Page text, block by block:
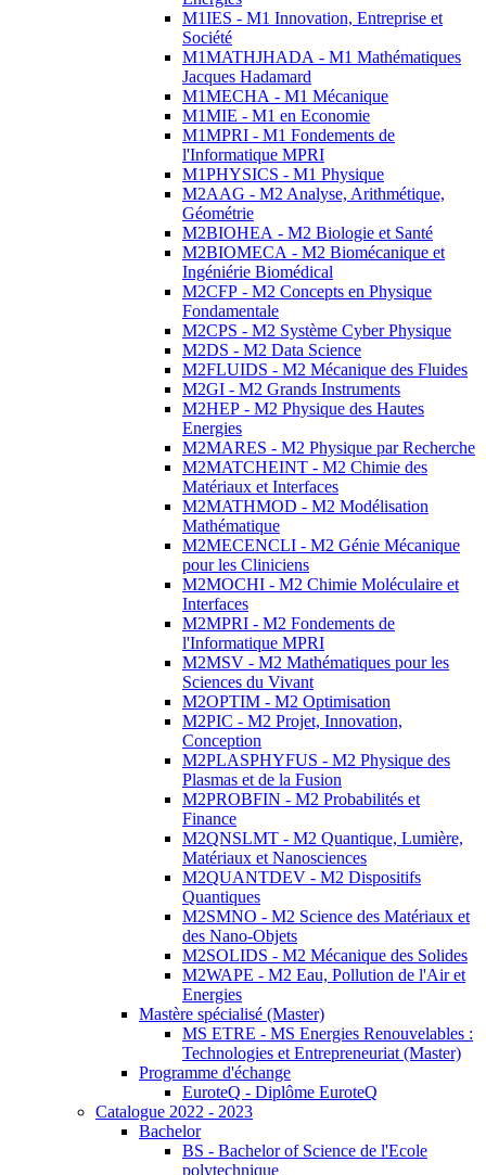
M1IES - M1 Innovation, Entreprise et
Société
M1MATHJHADA - M1 Mathématiques
Jacques Hadamard
M1MECHA - M1 Mécanique
M1MIE - M1 en Economie
M1MPRI - M1 Fondements de
l'Informatique MPRI
M1PHYSICS - M1 Physique
M2AAG - M2 Analyse, Arithmétique,
Géométrie
M2BIOHEA - M2 Biologie et Santé
M2BIOMECA - M2 Biomécanique et
Ingéniérie Biomédical
M2CFP - M2 Concepts en Physique
Fondamentale
M2CPS - M2 Système Cyber Physique
M2DS - M2 Data Science
M2FLUIDS - M2 Mécanique des Fluides
M2GI - M2 Grands Instruments
M2HEP - M2 Physique des Hautes
Energies
M2MARES - M2 Physique par Recherche
M2MATCHEINT - M2 Chimie des
Matériaux et Interfaces
M2MATHMOD - M2 Modélisation
Mathématique
M2MECENCLI - M2 Génie Mécanique
pour les Cliniciens
M2MOCHI - M2 Chimie Moléculaire et
Interfaces
M2MPRI - M2 Fondements de
l'Informatique MPRI
M2MSV - M2 Mathématiques pour les
Sciences du Vivant
M2OPTIM - M2 Optimisation
M2PIC - M2 Projet, Innovation,
Conception
M2PLASPHYFUS - M2 Physique des
Plasmas et de la Fusion
M2PROBFIN - M2 Probabilités et
Finance
M2QNSLMT - M2 Quantique, Lumière,
Matériaux et Nanosciences
M2QUANTDEV - M2 Dispositifs
Quantiques
M2SMNO - M2 Science des Matériaux et
des Nano-Objets
M2SOLIDS - M2 Mécanique des Solides
M2WAPE - M2 Eau, Pollution de l'Air et
Energies
Mastère spécialisé (Master)
MS ETRE - MS Energies Renouvelables :
Technologies et Entrepreneuriat (Master)
Programme d'échange
EuroteQ - Diplôme EuroteQ
Catalogue 2022 - 2023
Bachelor
BS - Bachelor of Science de l'Ecole
polytechnique